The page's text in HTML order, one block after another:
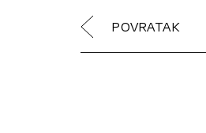
POVRATAK